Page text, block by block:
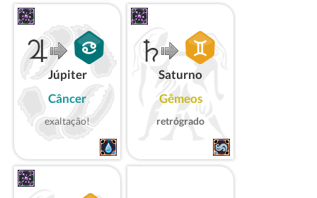
Júpiter
Câncer
exaltação!
Saturno
Gêmeos
retrógrado